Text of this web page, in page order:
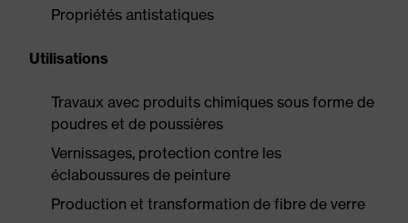
Propriétés antistatiques
Utilisations
Travaux avec produits chimiques sous forme de
poudres et de poussières
Vernissages, protection contre les
éclaboussures de peinture
Production et transformation de fibre de verre